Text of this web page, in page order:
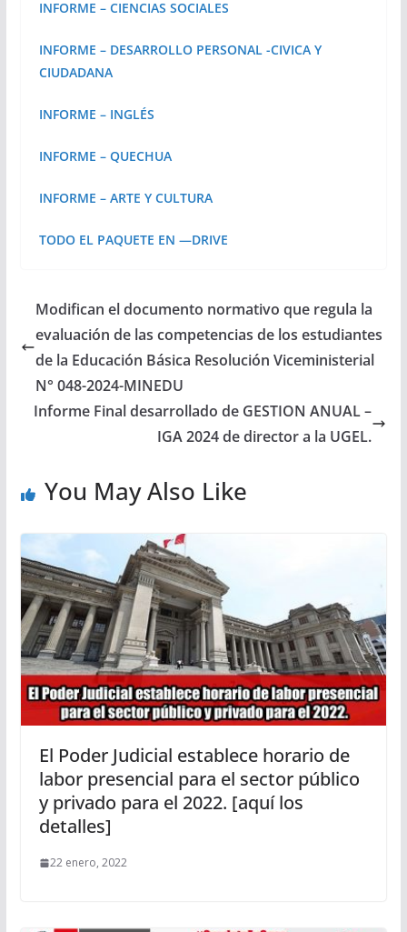
INFORME – CIENCIAS SOCIALES
INFORME – DESARROLLO PERSONAL -CIVICA Y
CIUDADANA
INFORME – INGLÉS
INFORME – QUECHUA
INFORME – ARTE Y CULTURA
TODO EL PAQUETE EN —DRIVE
Modifican el documento normativo que regula la
evaluación de las competencias de los estudiantes
de la Educación Básica Resolución Viceministerial
N° 048-2024-MINEDU
Informe Final desarrollado de GESTION ANUAL –
IGA 2024 de director a la UGEL.
You May Also Like
El Poder Judicial establece horario de
labor presencial para el sector público
y privado para el 2022. [aquí los
detalles]
22 enero, 2022